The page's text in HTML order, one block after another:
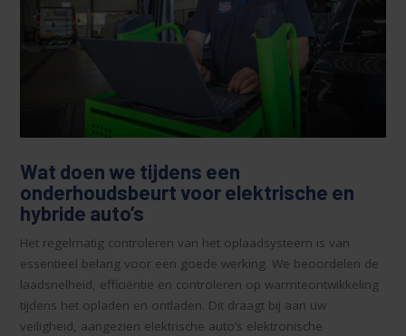
Wat doen we tijdens een
onderhoudsbeurt voor elektrische en
hybride auto’s
Het regelmatig controleren van het oplaadsysteem is van
essentieel belang voor een goede werking. We beoordelen de
laadsnelheid, efficiëntie en controleren op warmteontwikkeling
tijdens het opladen en ontladen. Dit draagt bij aan uw
veiligheid, aangezien elektrische auto’s elektronische